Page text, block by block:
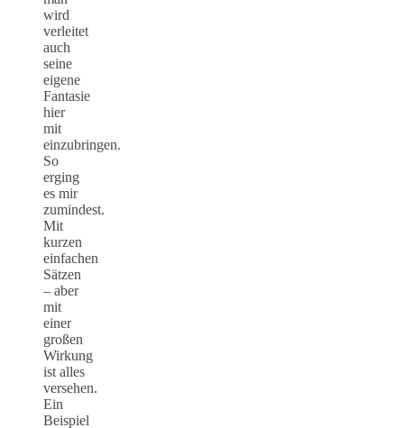
wird
verleitet
auch
seine
eigene
Fantasie
hier
mit
einzubringen.
So
erging
es mir
zumindest.
Mit
kurzen
einfachen
Sätzen
– aber
mit
einer
großen
Wirkung
ist alles
versehen.
Ein
Beispiel